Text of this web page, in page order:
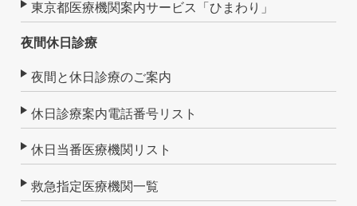
東京都医療機関案内サービス「ひまわり」
夜間休日診療
夜間と休日診療のご案内
休日診療案内電話番号リスト
休日当番医療機関リスト
救急指定医療機関一覧